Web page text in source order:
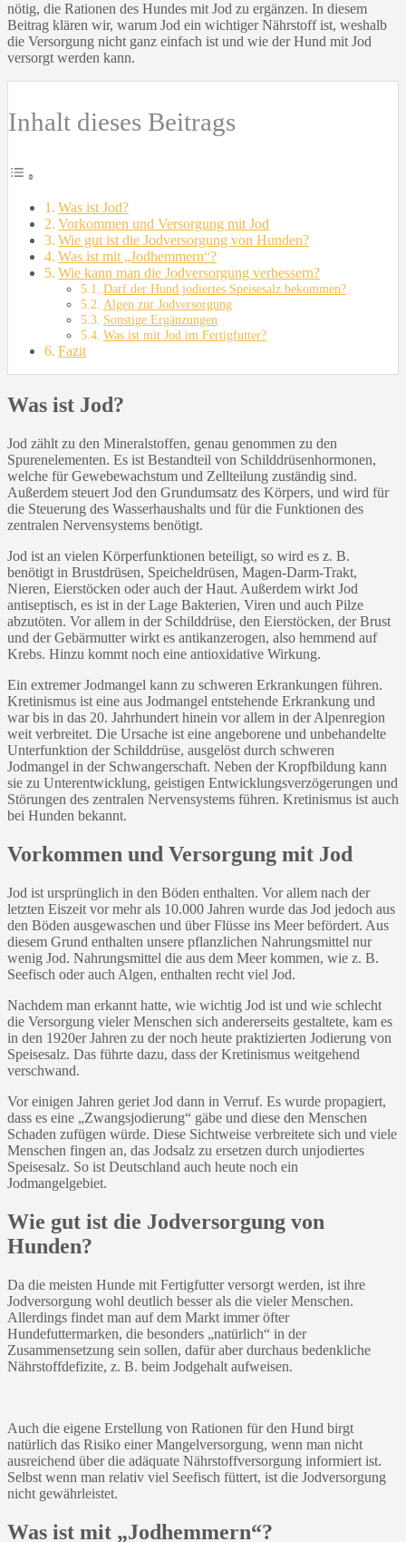
nötig, die Rationen des Hundes mit Jod zu ergänzen. In diesem
Beitrag klären wir, warum Jod ein wichtiger Nährstoff ist, weshalb
die Versorgung nicht ganz einfach ist und wie der Hund mit Jod
versorgt werden kann.
Inhalt dieses Beitrags
Was ist Jod?
Vorkommen und Versorgung mit Jod
Wie gut ist die Jodversorgung von Hunden?
Was ist mit „Jodhemmern“?
Wie kann man die Jodversorgung verbessern?
Darf der Hund jodiertes Speisesalz bekommen?
Algen zur Jodversorgung
Sonstige Ergänzungen
Was ist mit Jod im Fertigfutter?
Fazit
Was ist Jod?
Jod zählt zu den Mineralstoffen, genau genommen zu den
Spurenelementen. Es ist Bestandteil von Schilddrüsenhormonen,
welche für Gewebewachstum und Zellteilung zuständig sind.
Außerdem steuert Jod den Grundumsatz des Körpers, und wird für
die Steuerung des Wasserhaushalts und für die Funktionen des
zentralen Nervensystems benötigt.
Jod ist an vielen Körperfunktionen beteiligt, so wird es z. B.
benötigt in Brustdrüsen, Speicheldrüsen, Magen-Darm-Trakt,
Nieren, Eierstöcken oder auch der Haut. Außerdem wirkt Jod
antiseptisch, es ist in der Lage Bakterien, Viren und auch Pilze
abzutöten. Vor allem in der Schilddrüse, den Eierstöcken, der Brust
und der Gebärmutter wirkt es antikanzerogen, also hemmend auf
Krebs. Hinzu kommt noch eine antioxidative Wirkung.
Ein extremer Jodmangel kann zu schweren Erkrankungen führen.
Kretinismus ist eine aus Jodmangel entstehende Erkrankung und
war bis in das 20. Jahrhundert hinein vor allem in der Alpenregion
weit verbreitet. Die Ursache ist eine angeborene und unbehandelte
Unterfunktion der Schilddrüse, ausgelöst durch schweren
Jodmangel in der Schwangerschaft. Neben der Kropfbildung kann
sie zu Unterentwicklung, geistigen Entwicklungsverzögerungen und
Störungen des zentralen Nervensystems führen. Kretinismus ist auch
bei Hunden bekannt.
Vorkommen und Versorgung mit Jod
Jod ist ursprünglich in den Böden enthalten. Vor allem nach der
letzten Eiszeit vor mehr als 10.000 Jahren wurde das Jod jedoch aus
den Böden ausgewaschen und über Flüsse ins Meer befördert. Aus
diesem Grund enthalten unsere pflanzlichen Nahrungsmittel nur
wenig Jod. Nahrungsmittel die aus dem Meer kommen, wie z. B.
Seefisch oder auch Algen, enthalten recht viel Jod.
Nachdem man erkannt hatte, wie wichtig Jod ist und wie schlecht
die Versorgung vieler Menschen sich andererseits gestaltete, kam es
in den 1920er Jahren zu der noch heute praktizierten Jodierung von
Speisesalz. Das führte dazu, dass der Kretinismus weitgehend
verschwand.
Vor einigen Jahren geriet Jod dann in Verruf. Es wurde propagiert,
dass es eine „Zwangsjodierung“ gäbe und diese den Menschen
Schaden zufügen würde. Diese Sichtweise verbreitete sich und viele
Menschen fingen an, das Jodsalz zu ersetzen durch unjodiertes
Speisesalz. So ist Deutschland auch heute noch ein
Jodmangelgebiet.
Wie gut ist die Jodversorgung von
Hunden?
Da die meisten Hunde mit Fertigfutter versorgt werden, ist ihre
Jodversorgung wohl deutlich besser als die vieler Menschen.
Allerdings findet man auf dem Markt immer öfter
Hundefuttermarken, die besonders „natürlich“ in der
Zusammensetzung sein sollen, dafür aber durchaus bedenkliche
Nährstoffdefizite, z. B. beim Jodgehalt aufweisen.
Auch die eigene Erstellung von Rationen für den Hund birgt
natürlich das Risiko einer Mangelversorgung, wenn man nicht
ausreichend über die adäquate Nährstoffversorgung informiert ist.
Selbst wenn man relativ viel Seefisch füttert, ist die Jodversorgung
nicht gewährleistet.
Was ist mit „Jodhemmern“?